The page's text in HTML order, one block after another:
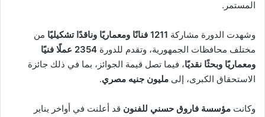
المستمر.
وشهدت الدورة مشاركة 1211 فنانًا ومعماريًا وناقدًا تشكيليًا
من
مختلف محافظات الجمهورية، وتقدم للدورة
2354 عملًا فنيًا
ومعماريًا وبحثًا نقديًا، فيما تصل قيمة الجوائز، بما في ذلك جائزة
الاستحقاق الكبرى، إلى مليون جنيه مصري.
وكانت مؤسسة فاروق حسني للفنون قد أعلنت في أواخر يناير